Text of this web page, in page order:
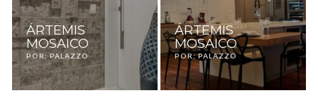
ÁRTEMIS
MOSAICO
POR: PALAZZO
ÁRTEMIS
MOSAICO
POR: PALAZZO